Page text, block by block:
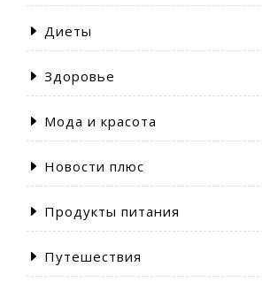
Диеты
Здоровье
Мода и красота
Новости плюс
Продукты питания
Путешествия